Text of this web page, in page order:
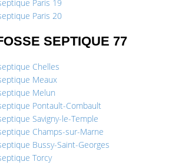
Paris 19
Paris 20
SEPTIQUE 77
Chelles
Meaux
Melun
Pontault-Combault
Savigny-le-Temple
Champs-sur-Marne
Bussy-Saint-Georges
Torcy